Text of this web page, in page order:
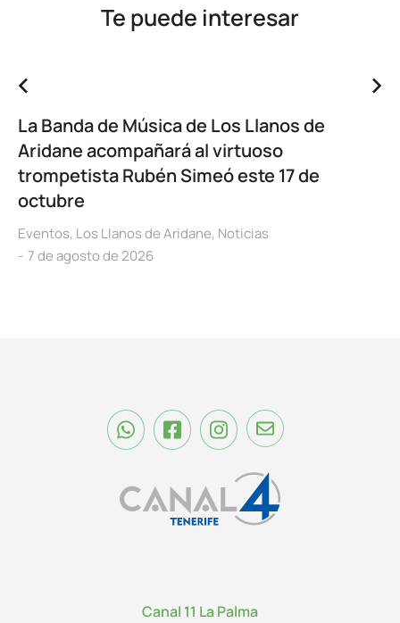
Te puede interesar
La Banda de Música de Los Llanos de
Aridane acompañará al virtuoso
trompetista Rubén Simeó este 17 de
octubre
Eventos, Los Llanos de Aridane, Noticias
7 de agosto de 2026
Canal 11 La Palma